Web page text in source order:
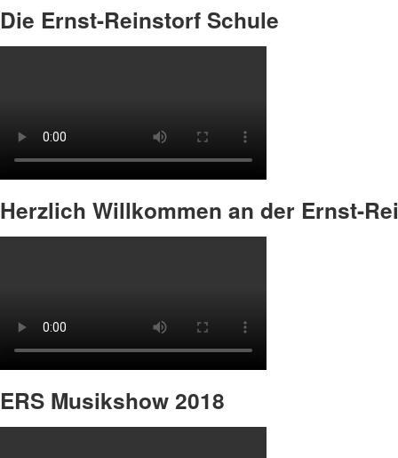
Die Ernst-Reinstorf Schule
Herzlich Willkommen an der Ernst-
ERS Musikshow 2018